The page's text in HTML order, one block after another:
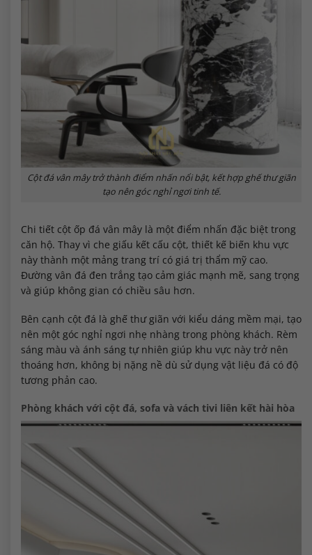
Cột đá vân mây trở thành điểm nhấn nổi bật, kết hợp ghế thư giãn
tạo nên góc nghỉ ngơi tinh tế.
Chi tiết cột ốp đá vân mây là một điểm nhấn đặc biệt trong
căn hộ. Thay vì che giấu kết cấu cột, thiết kế biến khu vực
này thành một mảng trang trí có giá trị thẩm mỹ cao.
Đường vân đá đen trắng tạo cảm giác mạnh mẽ, sang trọng
và giúp không gian có chiều sâu hơn.
Bên cạnh cột đá là ghế thư giãn với kiểu dáng mềm mại, tạo
nên một góc nghỉ ngơi nhẹ nhàng trong phòng khách. Rèm
sáng màu và ánh sáng tự nhiên giúp khu vực này trở nên
thoáng hơn, không bị nặng nề dù sử dụng vật liệu đá có độ
tương phản cao.
Phòng khách với cột đá, sofa và vách tivi liên kết hài hòa